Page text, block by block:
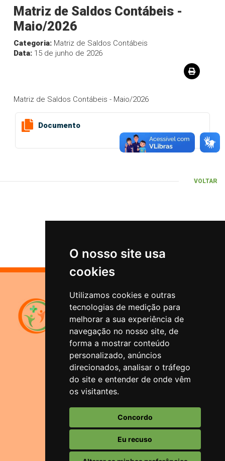
O nosso site usa
cookies
Utilizamos cookies e outras
tecnologias de medição para
melhorar a sua experiência de
navegação no nosso site, de
forma a mostrar conteúdo
personalizado, anúncios
direcionados, analisar o tráfego
do site e entender de onde vêm
os visitantes.
Concordo
Eu recuso
Matriz de Saldos Contábeis -
Maio/2026
Categoria: Matriz de Saldos Contábeis
Data: 15 de junho de 2026
Matriz de Saldos Contábeis - Maio/2026
Documento
VOLTAR
Sistema de Previdência
Municipal
Santana do Livramento
Rua Duque de Caxias, 1644
Bairro Centro - Santana do
Livramento/RS
Atendimento
(55) 3242-1966 ou (55) 3241-5074
13hs.